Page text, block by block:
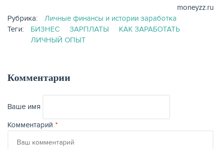
moneyzz.ru
Рубрика:
Личные финансы и истории заработка
Теги:
БИЗНЕС ЗАРПЛАТЫ
КАК ЗАРАБОТАТЬ
ЛИЧНЫЙ ОПЫТ
Комментарии
Ваше имя
Комментарий